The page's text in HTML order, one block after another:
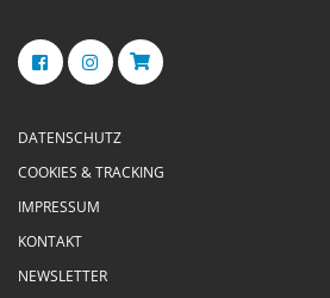
DATENSCHUTZ
COOKIES & TRACKING
IMPRESSUM
KONTAKT
NEWSLETTER